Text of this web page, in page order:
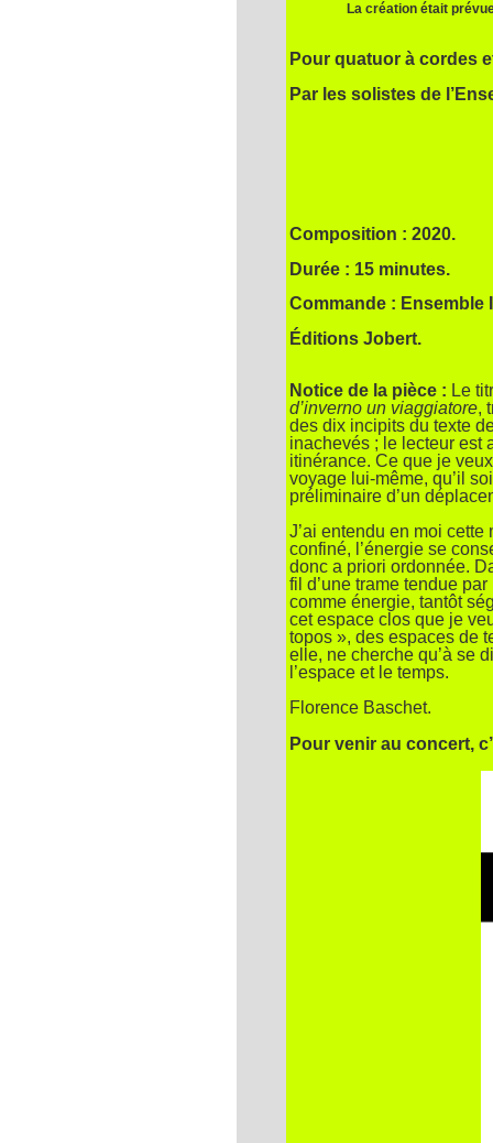
La création était
Pour quatuor à cordes
Par les solistes de
Composition : 2020.
Durée : 15 minutes.
Commande : Ensemble
Éditions Jobert.
Notice de la pièce : Le
d’inverno un viaggiatore,
des dix incipits du texte
inachevés ; le lecteur est
itinérance. Ce que je
voyage lui-même, qu’il
préliminaire d’un
J’ai entendu en moi
confiné, l’énergie se
donc a priori ordonnée.
fil d’une trame tendue
comme énergie, tantôt
cet espace clos que je
topos », des espaces de
elle, ne cherche qu’à se
l’espace et le temps.
Florence Baschet.
Pour venir au concert,